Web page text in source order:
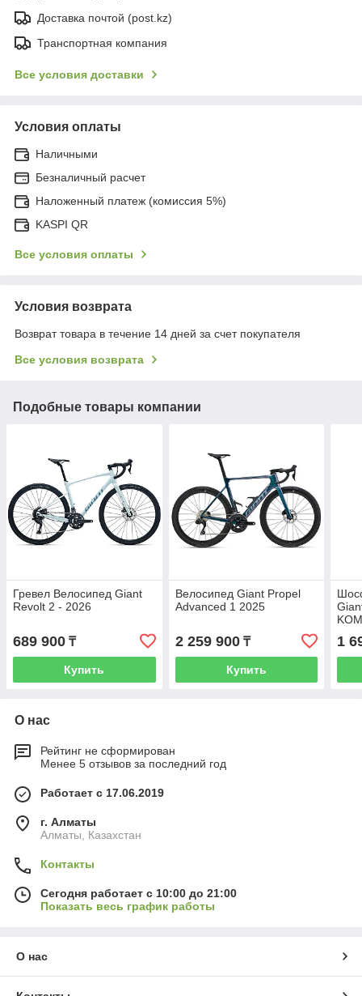
Доставка почтой (post.kz)
Транспортная компания
Все условия доставки
Условия оплаты
Наличными
Безналичный расчет
Наложенный платеж (комиссия 5%)
KASPI QR
Все условия оплаты
Условия возврата
Возврат товара в течение 14 дней за счет покупателя
Все условия возврата
Подобные товары компании
Гревел Велосипед Giant
Revolt 2 - 2026
689 900 ₸
Купить
Велосипед Giant Propel
Advanced 1 2025
2 259 900₸
Купить
1
О нас
Рейтинг не сформирован
Менее 5 отзывов за последний год
Работает с 17.06.2019
г. Алматы
Алматы, Казахстан
Контакты
Сегодня работает с 10:00 до 21:00
Показать весь график работы
О нас